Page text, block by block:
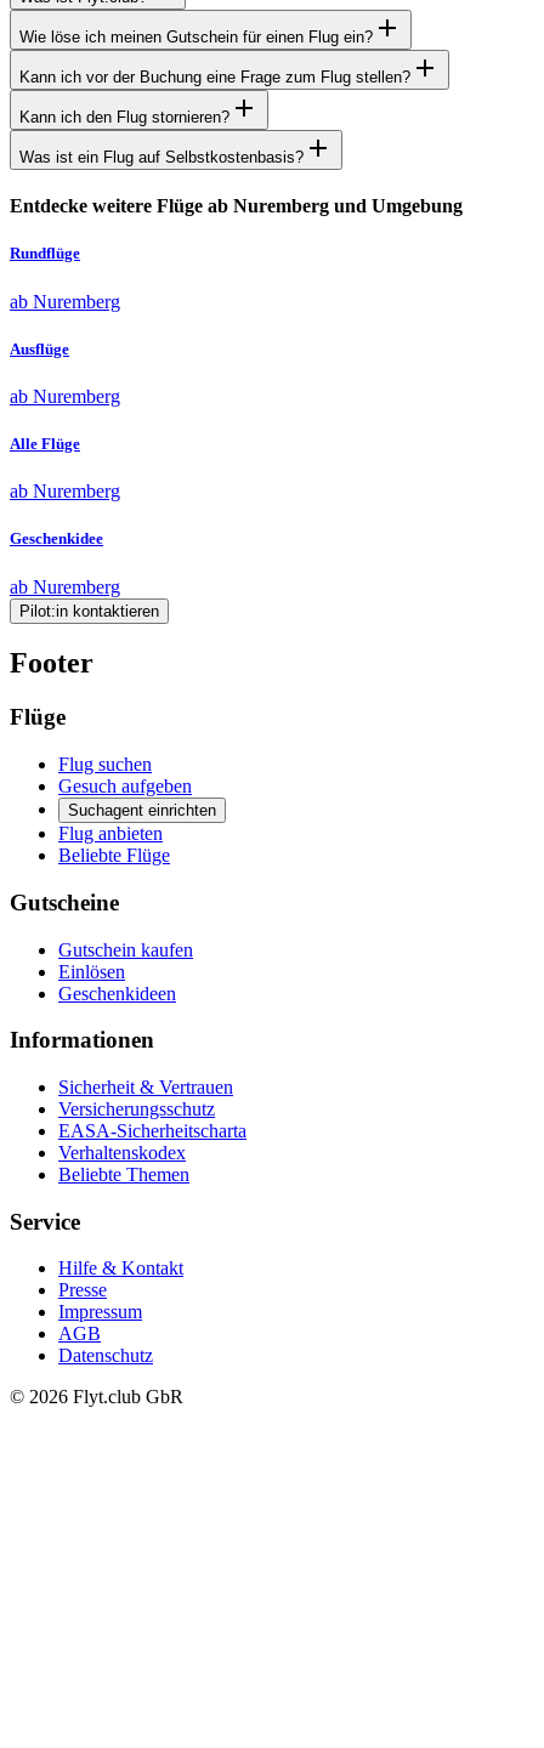
Wie löse ich meinen Gutschein für einen Flug ein?
Kann ich vor der Buchung eine Frage zum Flug stellen?
Kann ich den Flug stornieren?
Was ist ein Flug auf Selbstkostenbasis?
Entdecke weitere Flüge ab Nuremberg und Umgebung
Rundflüge
ab Nuremberg
Ausflüge
ab Nuremberg
Alle Flüge
ab Nuremberg
Geschenkidee
ab Nuremberg
Pilot:in kontaktieren
Footer
Flüge
Flug suchen
Gesuch aufgeben
Suchagent einrichten
Flug anbieten
Beliebte Flüge
Gutscheine
Gutschein kaufen
Einlösen
Geschenkideen
Informationen
Sicherheit & Vertrauen
Versicherungsschutz
EASA-Sicherheitscharta
Verhaltenskodex
Beliebte Themen
Service
Hilfe & Kontakt
Presse
Impressum
AGB
Datenschutz
© 2026 Flyt.club GbR